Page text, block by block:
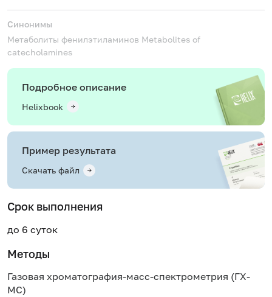
Синонимы
Метаболиты фенилэтиламинов Metabolites of
catecholamines
Подробное описание
Helixbook
Пример результата
Скачать файл
Срок выполнения
до 6 суток
Методы
Газовая хроматография-масс-спектрометрия (ГХ-
МС)